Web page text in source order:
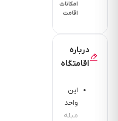
امکانات
اقامت
درباره
اقامتگاه
این
واحد
مبله